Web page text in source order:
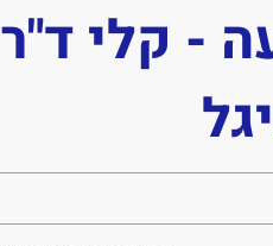
- קלי ד"ר